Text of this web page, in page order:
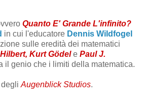
Quanto E' Grande L'infinito?
in cui l'educatore Dennis Wildfogel
sulle eredità dei matematici
Kurt Gödel e Paul J.
il genio che i limiti della matematica.
Augenblick Studios.